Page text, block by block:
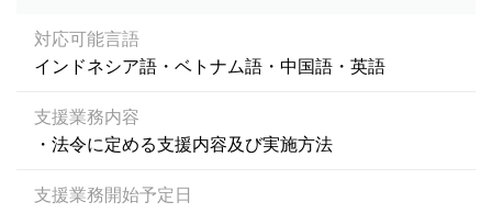
対応可能言語
インドネシア語・ベトナム語・中国語・英語
支援業務内容
・法令に定める支援内容及び実施方法
支援業務開始予定日